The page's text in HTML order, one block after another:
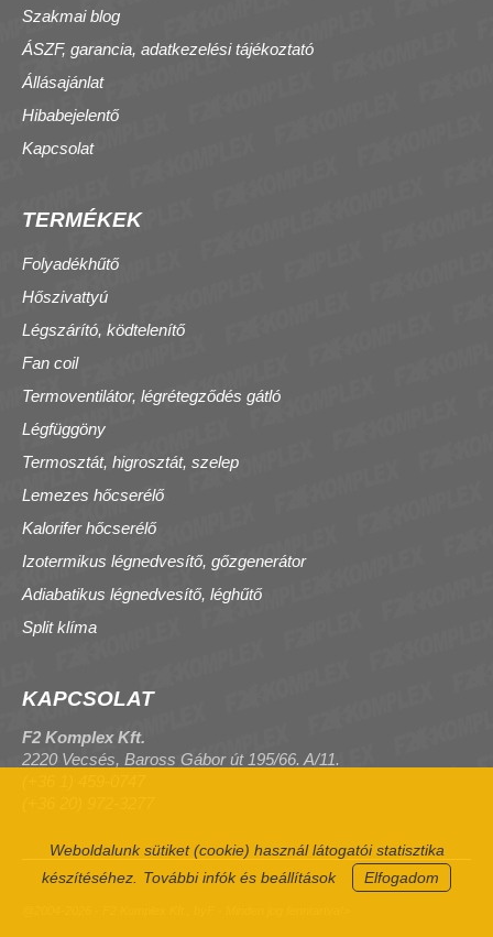
Weboldalunk sütiket (cookie) használ látogatói statisztika
készítéséhez.
További infók és beállítások Elfogadom
Szakmai blog
ÁSZF, garancia, adatkezelési tájékoztató
Állásajánlat
Hibabejelentő
Kapcsolat
TERMÉKEK
Folyadékhűtő
Hőszivattyú
Légszárító, ködtelenítő
Fan coil
Termoventilátor, légrétegződés gátló
Légfüggöny
Termosztát, higrosztát, szelep
Lemezes hőcserélő
Kalorifer hőcserélő
Izotermikus légnedvesítő, gőzgenerátor
Adiabatikus légnedvesítő, léghűtő
Split klíma
KAPCSOLAT
F2 Komplex Kft.
2220 Vecsés, Baross Gábor út 195/66. A/11.